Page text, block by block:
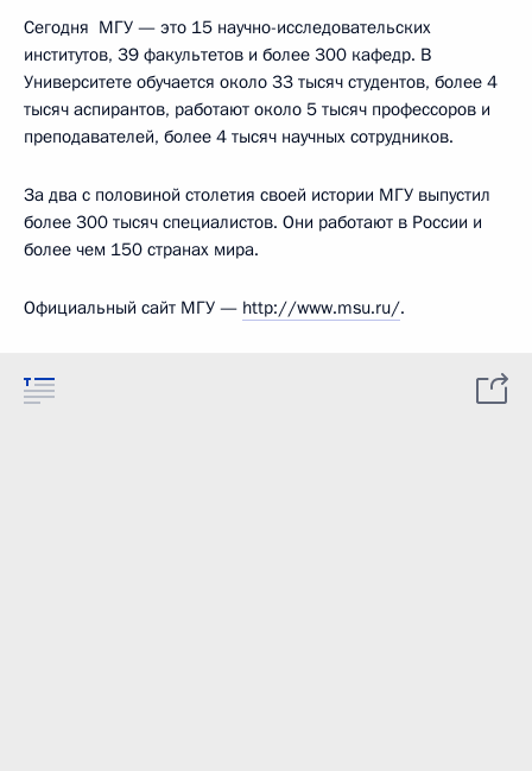
Сегодня МГУ — это 15 научно-исследовательских
институтов, 39 факультетов и более 300 кафедр. В
Университете обучается около 33 тысяч студентов, более 4
тысяч аспирантов, работают около 5 тысяч профессоров и
преподавателей, более 4 тысяч научных сотрудников.
За два с половиной столетия своей истории МГУ выпустил
более 300 тысяч специалистов. Они работают в России и
более чем 150 странах мира.
Официальный сайт МГУ — http://www.msu.ru/.